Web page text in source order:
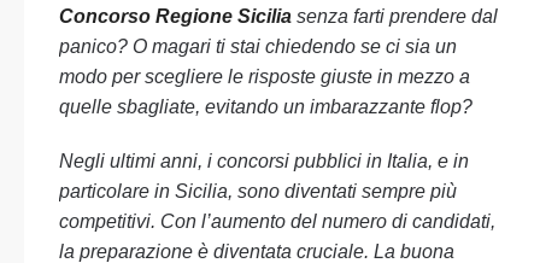
Concorso Regione Sicilia senza farti prendere dal
panico? O magari ti stai chiedendo se ci sia un
modo per scegliere le risposte giuste in mezzo a
quelle sbagliate, evitando un imbarazzante flop?
Negli ultimi anni, i concorsi pubblici in Italia, e in
particolare in Sicilia, sono diventati sempre più
competitivi. Con l’aumento del numero di candidati,
la preparazione è diventata cruciale. La buona